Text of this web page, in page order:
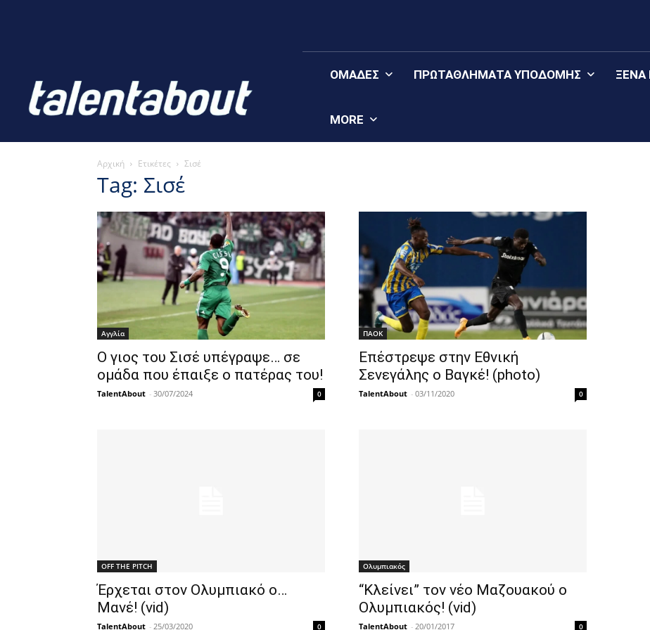
ΟΜΆΔΕΣ ΠΡΩΤΑΘΛΉΜΑΤΑ YΠΟΔΟΜΉΣ
MORE
Αρχική Ετικέτες Σισέ
Tag: Σισέ
Αγγλία
Ο γιος του Σισέ υπέγραψε… σε
ομάδα που έπαιξε ο πατέρας του!
TalentAbout - 30/07/2024 0
ΠΑΟΚ
Επέστρεψε στην Εθνική
Σενεγάλης ο Βαγκέ! (photo)
TalentAbout - 03/11/2020 0
OFF THE PITCH
Έρχεται στον Ολυμπιακό ο…
Μανέ! (vid)
TalentAbout - 25/03/2020 0
Ολυμπιακός
“Κλείνει” τον νέο Μαζουακού ο
Ολυμπιακός! (vid)
TalentAbout - 20/01/2017 0